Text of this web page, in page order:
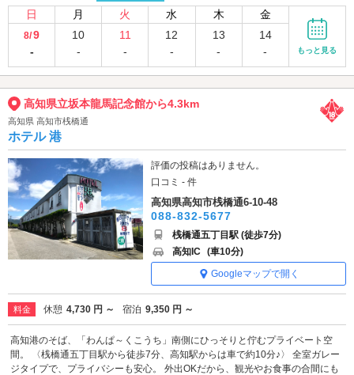
日 月 火 水 木 金
8/9
-
10
-
11
-
12
-
13
-
14
-
もっと見る
高知県立坂本龍馬記念館から4.3km
高知県 高知市桟橋通
ホテル 港
評価の投稿はありません。
口コミ - 件
高知県高知市桟橋通6-10-48
088-832-5677
桟橋通五丁目駅 (徒歩7分)
高知IC (車10分)
Googleマップで開く
料金 休憩 4,730 円 ～ 宿泊 9,350 円 ～
高知港のそば、「わんぱ～くこうち」南側にひっそりと佇むプライベート空
間。 〈桟橋通五丁目駅から徒歩7分、高知駅からは車で約10分♪〉 全室ガレー
ジタイプで、プライバシーも安心。 外出OKだから、観光やお食事の合間にも